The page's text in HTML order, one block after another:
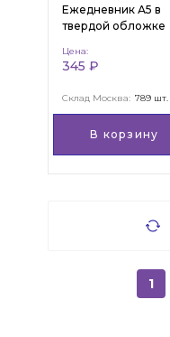
Ежедневник А5 в
твердой обложке
Цена:
345 ₽
Склад Москва: 789 шт.
В корзину
1